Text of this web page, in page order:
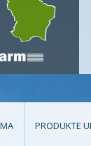
PRODUKTE